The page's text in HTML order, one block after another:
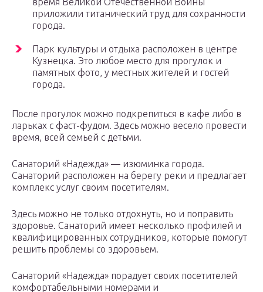
приложили титанический труд для сохранности
города.
Парк культуры и отдыха расположен в центре
Кузнецка. Это любое место для прогулок и
памятных фото, у местных жителей и гостей
города.
После прогулок можно подкрепиться в кафе либо в
ларьках с фаст-фудом. Здесь можно весело провести
время, всей семьей с детьми.
Санаторий «Надежда» — изюминка города.
Санаторий расположен на берегу реки и предлагает
комплекс услуг своим посетителям.
Здесь можно не только отдохнуть, но и поправить
здоровье. Санаторий имеет несколько профилей и
квалифицированных сотрудников, которые помогут
решить проблемы со здоровьем.
Санаторий «Надежда» порадует своих посетителей
комфортабельными номерами и